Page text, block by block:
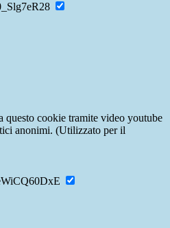
questo cookie tramite video youtube
anonimi. (Utilizzato per il